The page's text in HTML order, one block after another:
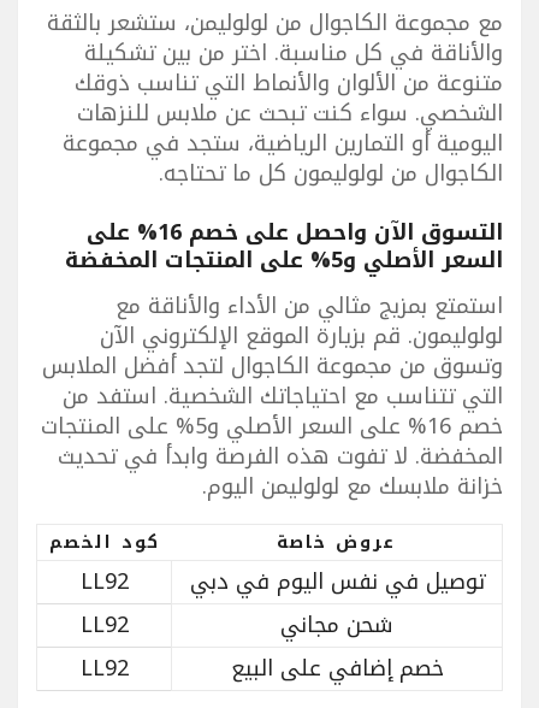
مع مجموعة الكاجوال من لولوليمن، ستشعر بالثقة
والأناقة في كل مناسبة. اختر من بين تشكيلة
متنوعة من الألوان والأنماط التي تناسب ذوقك
الشخصي. سواء كنت تبحث عن ملابس للنزهات
اليومية أو التمارين الرياضية، ستجد في مجموعة
الكاجوال من لولوليمون كل ما تحتاجه.
التسوق الآن واحصل على خصم 16% على
السعر الأصلي و5% على المنتجات المخفضة
استمتع بمزيج مثالي من الأداء والأناقة مع
لولوليمون. قم بزيارة الموقع الإلكتروني الآن
وتسوق من مجموعة الكاجوال لتجد أفضل الملابس
التي تتناسب مع احتياجاتك الشخصية. استفد من
خصم 16% على السعر الأصلي و5% على المنتجات
المخفضة. لا تفوت هذه الفرصة وابدأ في تحديث
خزانة ملابسك مع لولوليمن اليوم.
عروض خاصة كود الخصم
توصيل في نفس اليوم في دبي
LL92
شحن مجاني
LL92
خصم إضافي على البيع
LL92